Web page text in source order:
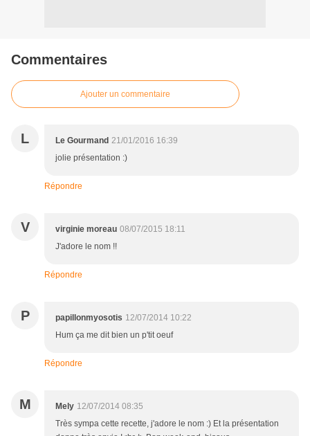
Commentaires
Ajouter un commentaire
L Le Gourmand 21/01/2016 16:39
jolie présentation :)
Répondre
V virginie moreau 08/07/2015 18:11
J'adore le nom !!
Répondre
P papillonmyosotis 12/07/2014 10:22
Hum ça me dit bien un p'tit oeuf
Répondre
M Mely 12/07/2014 08:35
Très sympa cette recette, j'adore le nom :) Et la présentation